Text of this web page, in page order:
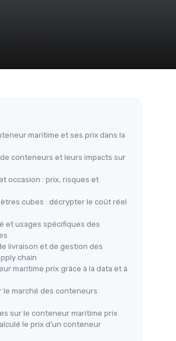
maritime et ses prix dans la
conteneurs et leurs impacts sur
occasion : prix, risques et
cubes : décrypter le coût réel
et usages spécifiques des
livraison et de gestion des
chain
maritime prix grâce à la data et à
le marché des conteneurs
sur le conteneur maritime prix
le prix d’un conteneur